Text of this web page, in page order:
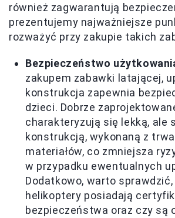
również zagwarantują
prezentujemy najważniejsze
rozważyć przy zakupie takich
Bezpieczeństwo
zakupem zabawki latającej,
konstrukcja zapewnia
dzieci. Dobrze
charakteryzują się lekką, ale
konstrukcją, wykonaną z
materiałów, co zmniejsza
w przypadku ewentualnych
Dodatkowo, warto
helikoptery posiadają
bezpieczeństwa oraz czy są